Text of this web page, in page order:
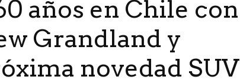
años en Chile con
Grandland y
novedad SUV